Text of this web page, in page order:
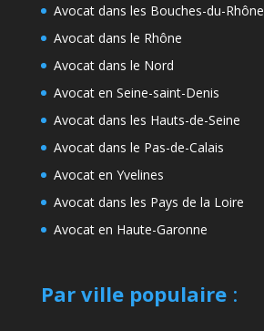
Avocat dans les Bouches-du-Rhône
Avocat dans le Rhône
Avocat dans le Nord
Avocat en Seine-saint-Denis
Avocat dans les Hauts-de-Seine
Avocat dans le Pas-de-Calais
Avocat en Yvelines
Avocat dans les Pays de la Loire
Avocat en Haute-Garonne
Par ville populaire: